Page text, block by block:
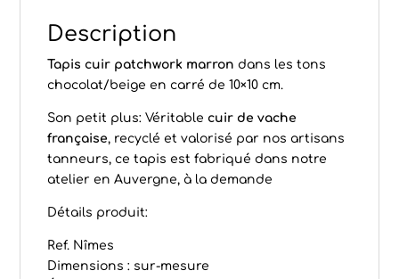
Description
Tapis cuir patchwork marron dans les tons
chocolat/beige en carré de 10×10 cm.
Son petit plus: Véritable cuir de vache
française, recyclé et valorisé par nos artisans
tanneurs, ce tapis est fabriqué dans notre
atelier en Auvergne, à la demande
Détails produit:
Ref. Nîmes
Dimensions : sur-mesure